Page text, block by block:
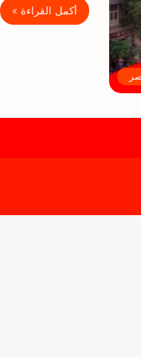
أكمل القراءة »